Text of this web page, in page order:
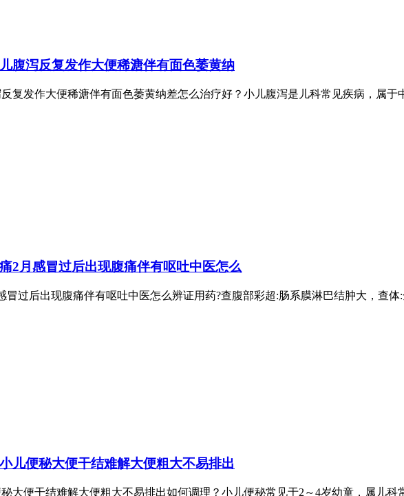
腹泻反复发作大便稀溏伴有面色萎黄纳
复发作大便稀溏伴有面色萎黄纳差怎么治疗好？小儿腹泻是儿科常见疾病，属于
2月感冒过后出现腹痛伴有呕吐中医怎么
过后出现腹痛伴有呕吐中医怎么辨证用药?查腹部彩超:肠系膜淋巴结肿大，查
儿便秘大便干结难解大便粗大不易排出
大便干结难解大便粗大不易排出如何调理？小儿便秘常见于2～4岁幼童，属儿